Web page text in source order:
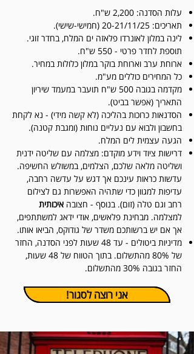
עלות הסדנה: 2,200 ש"ח.
תאריכים: 20-21/11/25 (חמישי-שישי).
לינה במלון לאונרדו פלאזה ים המלח, בחדר זוגי.
תוספת לחדר פרטי - 550 ש"ח.
ארוחת ערב וארוחת בוקר במלון כלולות במחיר.
כל המחירים כוללים מע"מ.
מקדמה בגובה 500 ש"ח תועבר במעמד שיריון
התאריך (אפשר בביט).
הסדנאות כרוכות בהליכה (לא קשה מידי) - נא לקחת
בחשבון ולבוא עם נעליים נוחות (ומגבת קטנה).
הגעה עצמית לים המלח.
דרישות ציוד וידע מוקדם: מצלמה עם שליטה ידנית
ושליטה מלאה שלכם, הצלמים, במשולש החשיפה.
עדשות כראות עינכם אך דגש על עדשה רחבה,
עדיפות למגוון כדי שתהיה האפשרות גם לצילום
רחב וגם טלה (זום). בנוסף - חצובה איכותית
למצלמה. מבחינת פלאשים, אודי ידאג למשתתפים,
אך אם יש ברשותכם משדר של גודוקס, הביאו אותו.
מדיניות ביטולים - עד 48 שעות לפני הסדנה, החזר
של 80% מהתשלום. בתוך הטווח של 48 שעות,
החזר בגובה 30% מהתשלום.
!אני רוצה לסגור